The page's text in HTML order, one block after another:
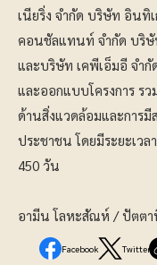
เนียริ่ง จำกัด บริษัท อินทิเ
คอนชัลแทนท์ จำกัด บริษั
และบริษัท เคพีเอ็มอี จำกั
และออกแบบโครงการ ร
ด้านสิ่งแวดล้อมและการมี
ประชาชน โดยมีระยะเวล
450 วัน
อามีน​ โลหะ​สัณห์​ / ปัตต
Facebook Twitter